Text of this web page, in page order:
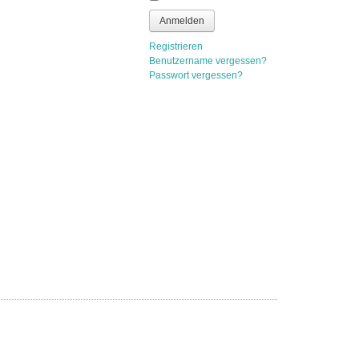
Anmelden
Registrieren
Benutzername vergessen?
Passwort vergessen?